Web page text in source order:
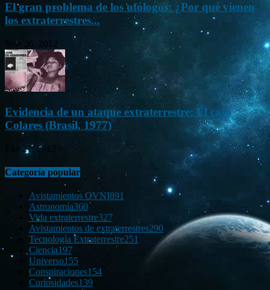
El gran problema de los ufólogos: ¿Por qué vienen
los extraterrestres...
Nov 26, 2012
Evidencia de un ataque extraterrestre: El caso
Colares (Brasil, 1977)
Ene 21, 2012
Categoría popular
Avistamientos OVNI891
Astronomía360
Vida extraterrestre327
Avistamientos de extraterrestres290
Tecnología Extraterrestre251
Ciencia197
Universo155
Conspiraciones154
Curiosidades139